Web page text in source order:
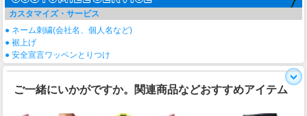
カスタマイズ・サービス
● ネーム刺繍(会社名、個人名など)
● 裾上げ
● 安全宣言ワッペンとりつけ
ご一緒にいかがですか。関連商品などおすすめアイテム